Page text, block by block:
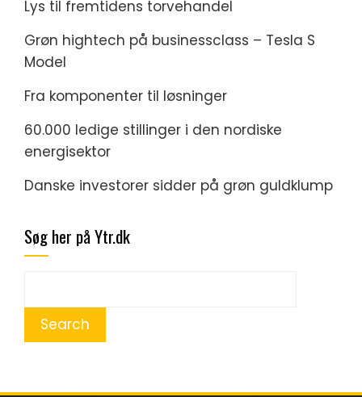
Lys til fremtidens torvehandel
Grøn hightech på businessclass – Tesla S
Model
Fra komponenter til løsninger
60.000 ledige stillinger i den nordiske
energisektor
Danske investorer sidder på grøn guldklump
Søg her på Ytr.dk